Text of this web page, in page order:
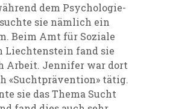
dem Psychologie-
sie nämlich ein
Beim Amt für Soziale
Liechtenstein fand sie
Arbeit. Jennifer war dort
«Suchtprävention» tätig.
sie das Thema Sucht